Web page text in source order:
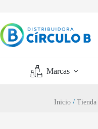
Marcas
Inicio /Tienda